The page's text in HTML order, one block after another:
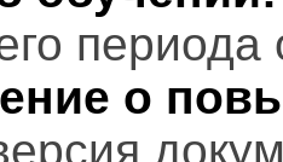
периода
о